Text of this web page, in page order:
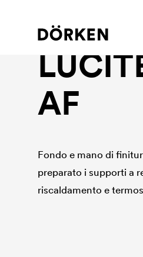
Construction paints and
AF
Fondo e mano di
preparato i supporti a
riscaldamento e